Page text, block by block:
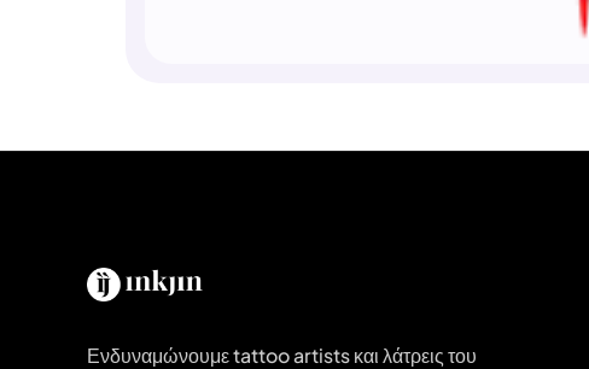
Ενδυναμώνουμε tattoo artists και λάτρεις του